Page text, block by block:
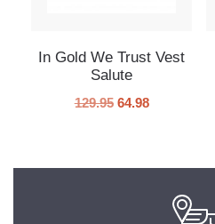
In Gold We Trust Vest
Salute
129.95 64.98